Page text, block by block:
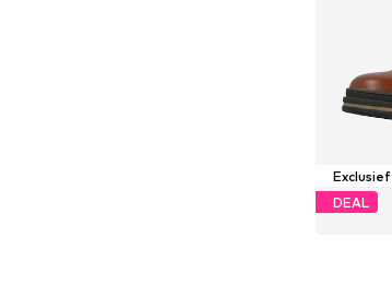
Exclusief
DEAL